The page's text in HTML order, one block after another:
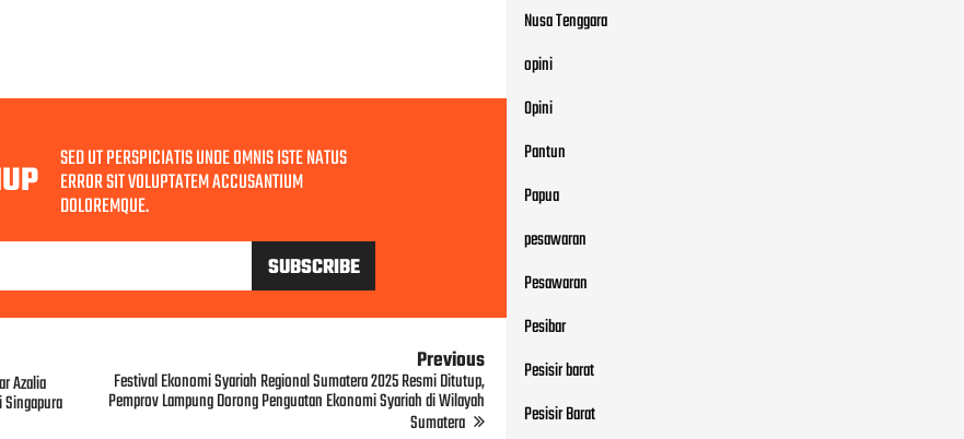
SED UT PERSPICIATIS UNDE OMNIS ISTE NATUS
ERROR SIT VOLUPTATEM ACCUSANTIUM
DOLOREMQUE.
Azalia
Previous
Festival Ekonomi Syariah Regional Sumatera 2025 Resmi Ditutup,
Pemprov Lampung Dorong Penguatan Ekonomi Syariah di Wilayah
Sumatera
Nusa Tenggara
opini
Opini
Pantun
Papua
pesawaran
Pesawaran
Pesibar
Pesisir barat
Pesisir Barat